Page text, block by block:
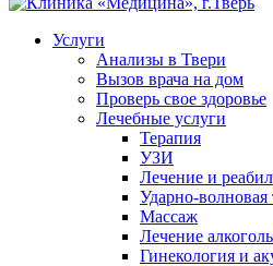
Услуги
Анализы в Твери
Вызов врача на дом
Проверь свое здоровье
Лечебные услуги
Терапия
УЗИ
Лечение и
Ударно-волновая
Массаж
Лечение
Гинекология и